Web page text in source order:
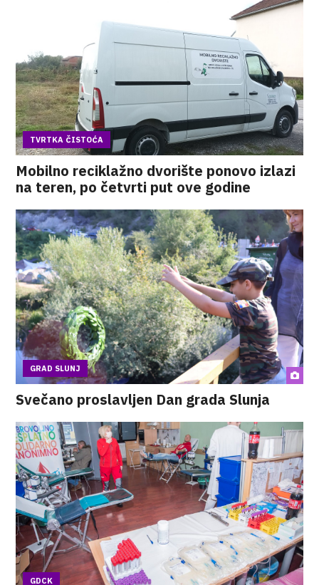
TVRTKA ČISTOĆA
Mobilno reciklažno dvorište ponovo izlazi
na teren, po četvrti put ove godine
GRAD SLUNJ
Svečano proslavljen Dan grada Slunja
GDCK